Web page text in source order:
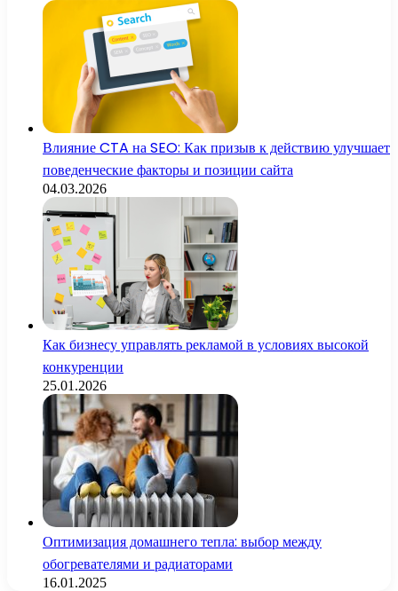
Влияние CTA на SEO: Как призыв к действию улучшает
поведенческие факторы и позиции сайта
04.03.2026
Как бизнесу управлять рекламой в условиях высокой
конкуренции
25.01.2026
Оптимизация домашнего тепла: выбор между
обогревателями и радиаторами
16.01.2025